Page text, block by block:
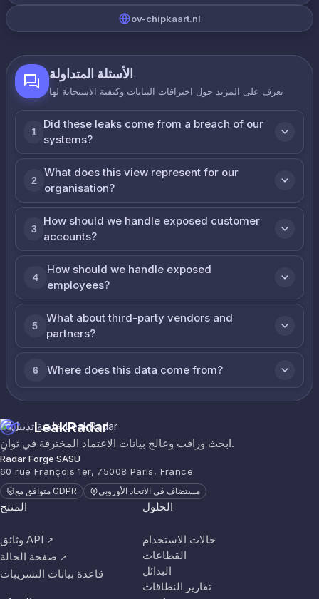
ov-chipkaart.nl
الأسئلة المتداولة
تعرف على المزيد حول اختراقات البيانات وكيفية الاستجابة لها
1
Did these leaks come from a breach of our
systems?
2
What does this view represent for our
organisation?
3
How should we handle exposed customer
accounts?
4
How should we handle exposed
employees?
5
What about third-party vendors and
partners?
6 Where does this data come from?
LeakRadar
ابحث وراقب وعالج بيانات الاعتماد المخترقة في ثوانٍ.
Radar Forge SASU
60 rue François 1er, 75008 Paris, France
متوافق مع GDPR مستضاف في الاتحاد الأوروبي
المنتج
وثائق API ↗
صفحة الحالة ↗
قاعدة بيانات التسريبات
الحلول
حالات الاستخدام
القطاعات
البدائل
تقارير النطاقات